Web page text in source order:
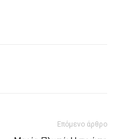
Επόμενο άρθρο